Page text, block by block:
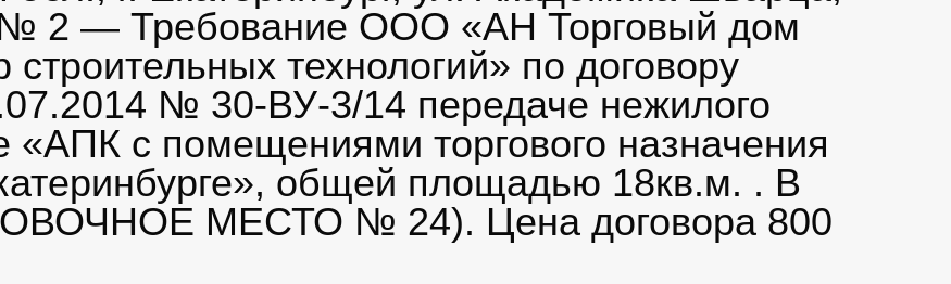
2 — Требование ООО «АН Торговый дом
технологий» по договору
№ 30-ВУ-3/14 передаче нежилого
с помещениями торгового назначения
общей площадью 18кв.м. . В
МЕСТО № 24). Цена договора 800